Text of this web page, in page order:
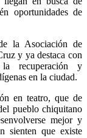
oportunidades de
la Asociación de
y ya destaca con
recuperación y
en la ciudad.
en teatro, que de
pueblo chiquitano
mejor y
sienten que existe